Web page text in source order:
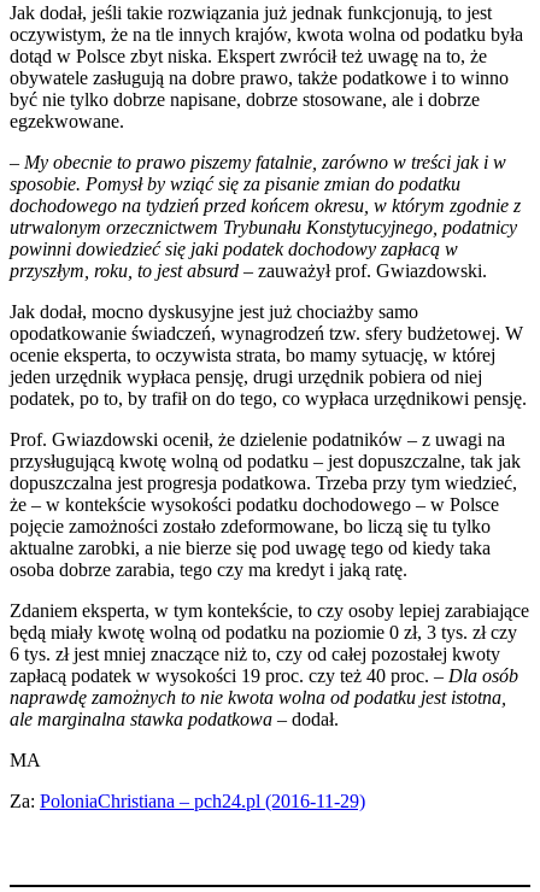
Jak dodał, jeśli takie rozwiązania już jednak funkcjonują, to jest
oczywistym, że na tle innych krajów, kwota wolna od podatku była
dotąd w Polsce zbyt niska. Ekspert zwrócił też uwagę na to, że
obywatele zasługują na dobre prawo, także podatkowe i to winno
być nie tylko dobrze napisane, dobrze stosowane, ale i dobrze
egzekwowane.
– My obecnie to prawo piszemy fatalnie, zarówno w treści jak i w
sposobie. Pomysł by wziąć się za pisanie zmian do podatku
dochodowego na tydzień przed końcem okresu, w którym zgodnie z
utrwalonym orzecznictwem Trybunału Konstytucyjnego, podatnicy
powinni dowiedzieć się jaki podatek dochodowy zapłacą w
przyszłym, roku, to jest absurd – zauważył prof. Gwiazdowski.
Jak dodał, mocno dyskusyjne jest już chociażby samo
opodatkowanie świadczeń, wynagrodzeń tzw. sfery budżetowej. W
ocenie eksperta, to oczywista strata, bo mamy sytuację, w której
jeden urzędnik wypłaca pensję, drugi urzędnik pobiera od niej
podatek, po to, by trafił on do tego, co wypłaca urzędnikowi pensję.
Prof. Gwiazdowski ocenił, że dzielenie podatników – z uwagi na
przysługującą kwotę wolną od podatku – jest dopuszczalne, tak jak
dopuszczalna jest progresja podatkowa. Trzeba przy tym wiedzieć,
że – w kontekście wysokości podatku dochodowego – w Polsce
pojęcie zamożności zostało zdeformowane, bo liczą się tu tylko
aktualne zarobki, a nie bierze się pod uwagę tego od kiedy taka
osoba dobrze zarabia, tego czy ma kredyt i jaką ratę.
Zdaniem eksperta, w tym kontekście, to czy osoby lepiej zarabiające
będą miały kwotę wolną od podatku na poziomie 0 zł, 3 tys. zł czy
6 tys. zł jest mniej znaczące niż to, czy od całej pozostałej kwoty
zapłacą podatek w wysokości 19 proc. czy też 40 proc. – Dla osób
naprawdę zamożnych to nie kwota wolna od podatku jest istotna,
ale marginalna stawka podatkowa – dodał.
MA
Za: PoloniaChristiana – pch24.pl (2016-11-29)